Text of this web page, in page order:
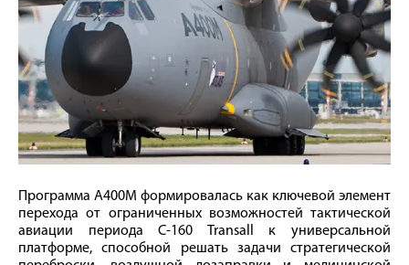
Программа A400M формировалась как ключевой элемент
перехода от ограниченных возможностей тактической
авиации периода C-160 Transall к универсальной
платформе, способной решать задачи стратегической